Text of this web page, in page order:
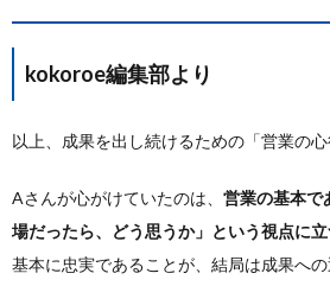
kokoroe編集部より
以上、成果を出し続けるための「営業の心
Aさんが心がけていたのは、 営業の基本で
場だったら、どう思うか」という視点に立
基本に忠実であることが、結局は成果へ